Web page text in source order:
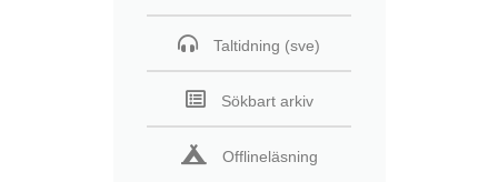
Taltidning (sve)
Sökbart arkiv
Offlineläsning